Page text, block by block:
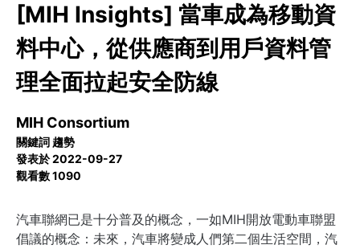
[MIH Insights] 當車成為移動資
料中心，從供應商到用戶資料管
理全面拉起安全防線
MIH Consortium
關鍵詞 趨勢
發表於 2022-09-27
觀看數 1090
汽車聯網已是十分普及的概念，一如MIH開放電動車聯盟
倡議的概念：未來，汽車將變成人們第二個生活空間，汽